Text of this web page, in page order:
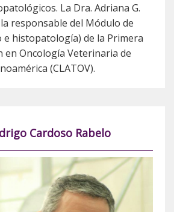
La Dra. Adriana G.
responsable del Módulo de
e histopatología) de la Primera
en Oncología Veterinaria de
(CLATOV).
Cardoso Rabelo